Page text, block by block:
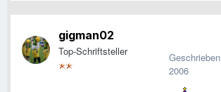
gigman02
Top-Schriftsteller Geschrieben
2006